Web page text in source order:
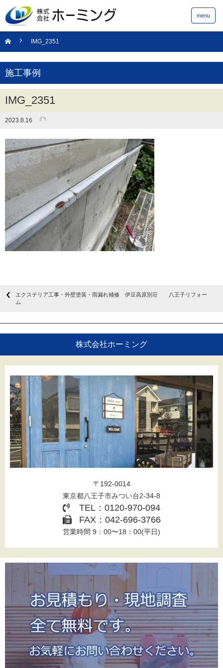
menu
IMG_2351
施工事例
IMG_2351
2023.8.16
エクステリア工事・外壁塗装・雨漏れ補修 伊豆高原別荘 八王子リフォー
ム
株式会社ホーミング
〒192-0014
東京都八王子市みつい台2-34-8
TEL：0120-970-094
FAX：042-696-3766
営業時間 9：00〜18：00(平日)